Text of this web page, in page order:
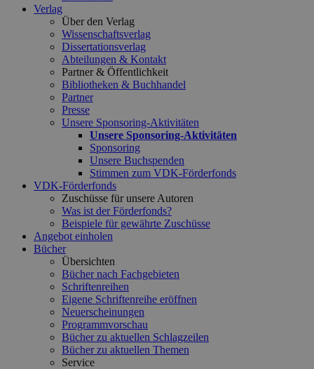
Verlag
Über den Verlag
Wissenschaftsverlag
Dissertationsverlag
Abteilungen & Kontakt
Partner & Öffentlichkeit
Bibliotheken & Buchhandel
Partner
Presse
Unsere Sponsoring-Aktivitäten
Unsere Sponsoring-Aktivitäten
Sponsoring
Unsere Buchspenden
Stimmen zum VDK-Förderfonds
VDK-Förderfonds
Zuschüsse für unsere Autoren
Was ist der Förderfonds?
Beispiele für gewährte Zuschüsse
Angebot einholen
Bücher
Übersichten
Bücher nach Fachgebieten
Schriftenreihen
Eigene Schriftenreihe eröffnen
Neuerscheinungen
Programmvorschau
Bücher zu aktuellen Schlagzeilen
Bücher zu aktuellen Themen
Service